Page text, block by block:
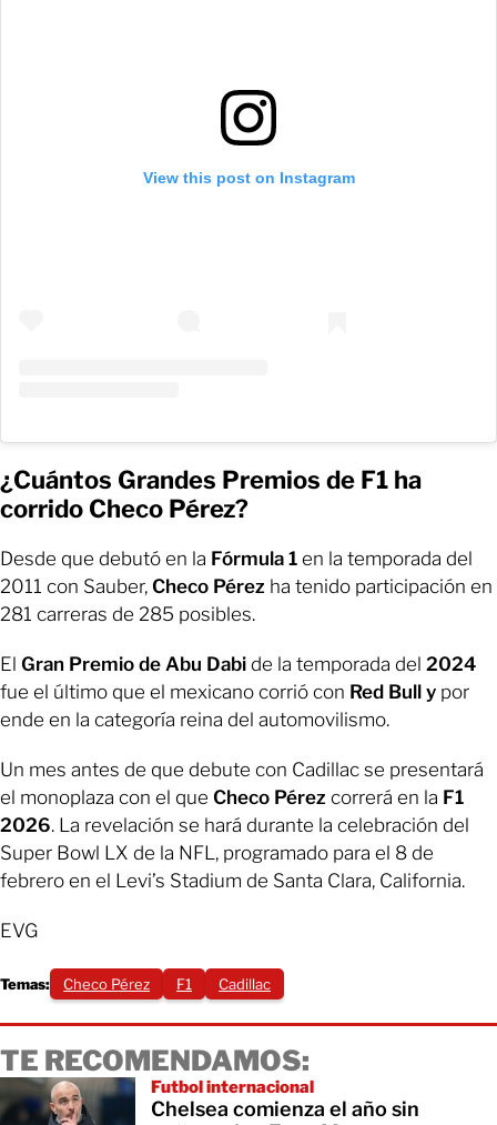
View this post on Instagram
¿Cuántos Grandes Premios de F1 ha
corrido Checo Pérez?
Desde que debutó en la Fórmula 1 en la temporada del
2011 con Sauber, Checo Pérez ha tenido participación en
281 carreras de 285 posibles.
El Gran Premio de Abu Dabi de la temporada del 2024
fue el último que el mexicano corrió con Red Bull y por
ende en la categoría reina del automovilismo.
Un mes antes de que debute con Cadillac se presentará
el monoplaza con el que Checo Pérez correrá en la F1
2026. La revelación se hará durante la celebración del
Super Bowl LX de la NFL, programado para el 8 de
febrero en el Levi’s Stadium de Santa Clara, California.
EVG
Temas: Checo Pérez F1 Cadillac
TE RECOMENDAMOS:
Futbol internacional
Chelsea comienza el año sin